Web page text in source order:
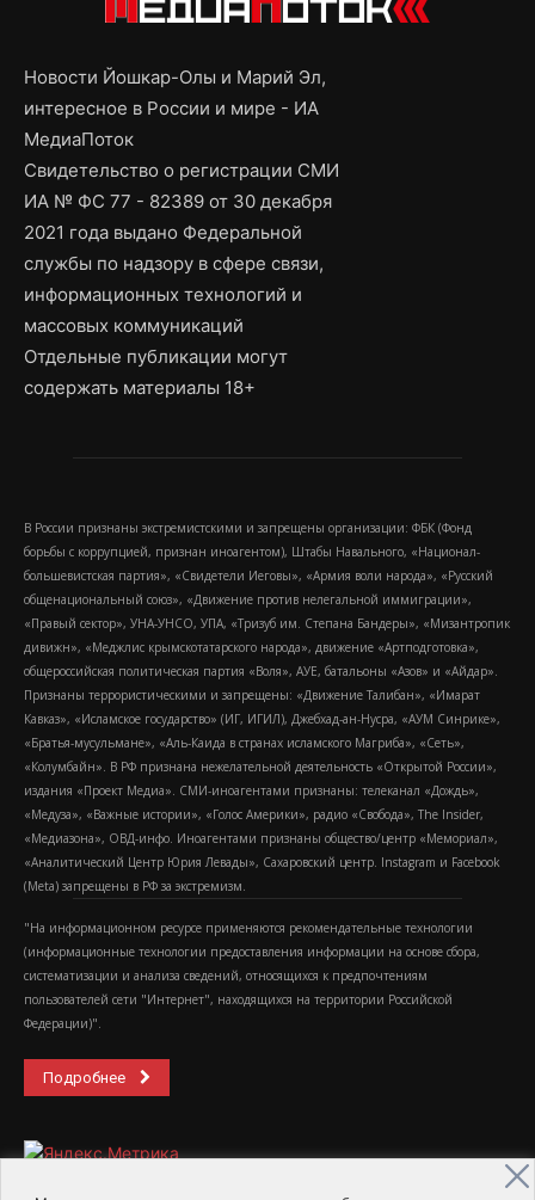
Новости Йошкар-Олы и Марий Эл,
интересное в России и мире - ИА
МедиаПоток
Свидетельство о регистрации СМИ
ИА № ФС 77 - 82389 от 30 декабря
2021 года выдано Федеральной
службы по надзору в сфере связи,
информационных технологий и
массовых коммуникаций
Отдельные публикации могут
содержать материалы 18+
В России признаны экстремистскими и запрещены организации: ФБК (Фонд
борьбы с коррупцией, признан иноагентом), Штабы Навального, «Национал-
большевистская партия», «Свидетели Иеговы», «Армия воли народа», «Русский
общенациональный союз», «Движение против нелегальной иммиграции»,
«Правый сектор», УНА-УНСО, УПА, «Тризуб им. Степана Бандеры», «Мизантропик
дивижн», «Меджлис крымскотатарского народа», движение «Артподготовка»,
общероссийская политическая партия «Воля», АУЕ, батальоны «Азов» и «Айдар».
Признаны террористическими и запрещены: «Движение Талибан», «Имарат
Кавказ», «Исламское государство» (ИГ, ИГИЛ), Джебхад-ан-Нусра, «АУМ Синрике»,
«Братья-мусульмане», «Аль-Каида в странах исламского Магриба», «Сеть»,
«Колумбайн». В РФ признана нежелательной деятельность «Открытой России»,
издания «Проект Медиа». СМИ-иноагентами признаны: телеканал «Дождь»,
«Медуза», «Важные истории», «Голос Америки», радио «Свобода», The Insider,
«Медиазона», ОВД-инфо. Иноагентами признаны общество/центр «Мемориал»,
«Аналитический Центр Юрия Левады», Сахаровский центр. Instagram и Facebook
(Metа) запрещены в РФ за экстремизм.
"На информационном ресурсе применяются рекомендательные технологии
(информационные технологии предоставления информации на основе сбора,
систематизации и анализа сведений, относящихся к предпочтениям
пользователей сети "Интернет", находящихся на территории Российской
Федерации)".
Подробнее